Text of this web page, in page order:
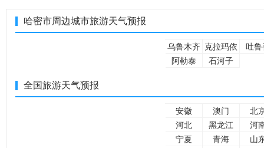
哈密市周边城市旅游天气预报
乌鲁木齐 克拉玛依
吐鲁
阿勒泰
石河子
全国旅游天气预报
安徽 澳门
北
河北
黑龙江
河
宁夏
青海
山